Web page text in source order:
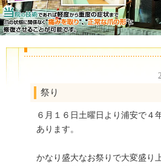
祭り
６月１６日土曜日より浦安で４
あります。
かなり盛大なお祭りで大変盛り